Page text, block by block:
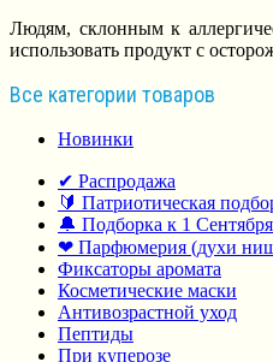
Людям, склонным к
использовать продукт с
Все категории товаров
Новинки
✔ Распродажа
🔰 Патриотическая
🔔 Подборка к 1
❤ Парфюмерия (духи
Фиксаторы аромата
Косметические маски
Антивозрастной уход
Пептиды
При куперозе